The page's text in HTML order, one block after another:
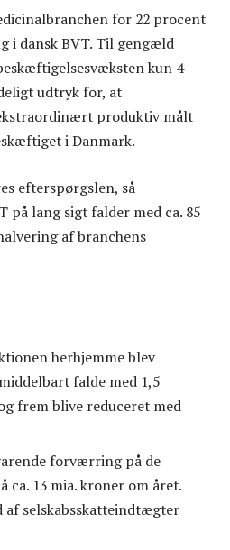
for 22 procent
i dansk BVT. Til gengæld
kun 4
udtryk for, at
produktiv målt
i Danmark.
efterspørgslen, så
på lang sigt falder med ca. 85
af branchens
herhjemme blev
falde med 1,5
frem blive reduceret med
forværring på de
ca. 13 mia. kroner om året.
selskabsskatteindtægter